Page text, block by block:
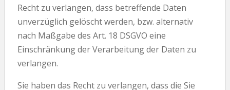
Recht zu verlangen, dass betreffende Daten
unverzüglich gelöscht werden, bzw. alternativ
nach Maßgabe des Art. 18 DSGVO eine
Einschränkung der Verarbeitung der Daten zu
verlangen.
Sie haben das Recht zu verlangen, dass die Sie